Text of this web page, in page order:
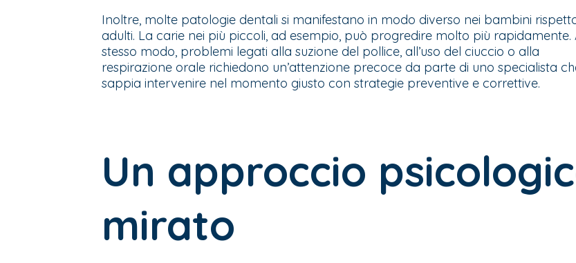
Inoltre, molte patologie dentali si manifestano in modo diverso nei bambini
adulti. La carie nei più piccoli, ad esempio, può progredire molto più rapidamente.
stesso modo, problemi legati alla suzione del pollice, all’uso del ciuccio o alla
respirazione orale richiedono un’attenzione precoce da parte di uno specialista
sappia intervenire nel momento giusto con strategie preventive e correttive.
Un approccio
mirato